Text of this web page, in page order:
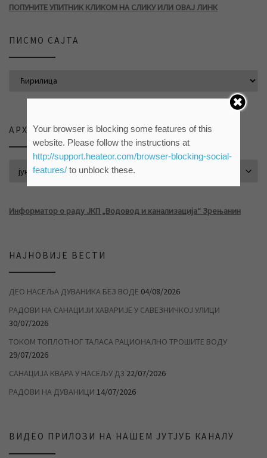
ПОПУНИТЕ УПИТНИК КЛИКОМ НА СЛИКУ ИЛИ ОВАЈ ЛИНК
ПИСМО САЈТА
АРХИВА ВЕСТИ
Информатор о раду ЈКП „Водовод и канализација“ Зрењанин
НАЈНОВИЈЕ ВЕСТИ
ДЕО НАСЕЉА ДУВАНИКА БЕЗ ВОДЕ 04/08/2026
РАДОВИ НА САНАЦИЈИ ХАВАРИЈЕ У САВЕЗНИЧКОЈ УЛИЦИ
30/07/2026
ТОКОМ ТОПЛОТНОГ ТАЛАСА РАЦИОНАЛНО ТРОШИТЕ ВОДУ
29/07/2026
САНАЦИЈА КВАРА У НАСЕЉУ Д3 22/07/2026
РАДОВИ НА ДУВАНИЦИ 14/07/2026
ВИДЕО ПРИЛОЗИ НА НАШЕМ ЈУТЈУБ КАНАЛУ
Your browser is blocking some features of this
website. Please follow the instructions at
http://support.heateor.com/browser-blocking-social-
features/to unblock these.